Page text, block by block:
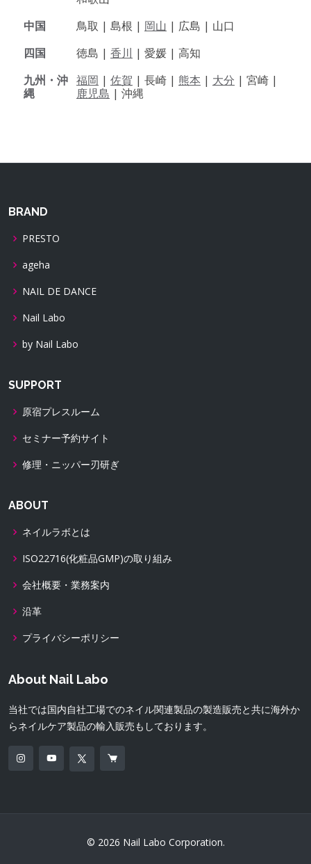
中国
鳥取 | 島根 | 岡山 | 広島 | 山口
四国
徳島 | 香川 | 愛媛 | 高知
九州・沖
縄
福岡 | 佐賀 | 長崎 | 熊本 | 大分 | 宮崎 |
鹿児島 | 沖縄
BRAND
PRESTO
ageha
NAIL DE DANCE
Nail Labo
by Nail Labo
SUPPORT
原宿プレスルーム
セミナー予約サイト
修理・ニッパー刃研ぎ
ABOUT
ネイルラボとは
ISO22716(化粧品GMP)の取り組み
会社概要・業務案内
沿革
プライバシーポリシー
About Nail Labo
当社では国内自社工場でのネイル関連製品の製造販売と共に海外か
らネイルケア製品の輸入販売もしております。
© 2026 Nail Labo Corporation.